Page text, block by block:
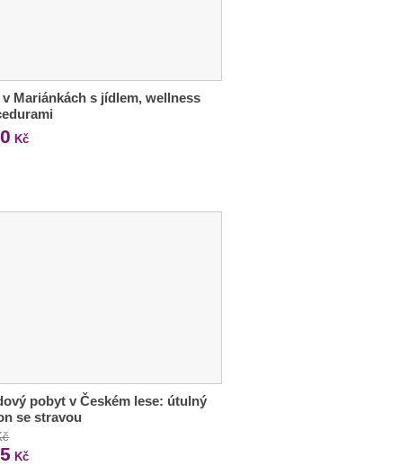
Mariánkách s jídlem, wellness
Kč
pobyt v Českém lese: útulný
se stravou
Kč